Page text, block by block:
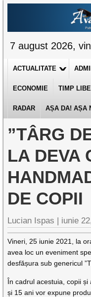
7 august 2026,
ACTUALITATE
ECONOMIE TIMP
RADAR AȘA DA! AȘA
”TÂRG
LA DEVA
DE COPII
Lucian Ispas | iunie
Vineri, 25 iunie 2021, la
avea loc un eveniment
desfășura sub genericul
În cadrul acestuia, copii
și 15 ani vor expune